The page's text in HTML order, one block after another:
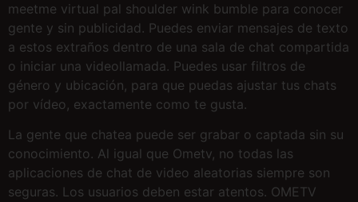
meetme virtual pal shoulder wink bumble para conocer
gente y sin publicidad. Puedes enviar mensajes de texto
a estos extraños dentro de una sala de chat compartida
o iniciar una videollamada. Puedes usar filtros de
género y ubicación, para que puedas ajustar tus chats
por vídeo, exactamente como te gusta.
La gente que chatea puede ser grabar o captada sin su
conocimiento. Al igual que Ometv, no todas las
aplicaciones de chat de video aleatorias siempre son
seguras. Los usuarios deben estar atentos. OMETV